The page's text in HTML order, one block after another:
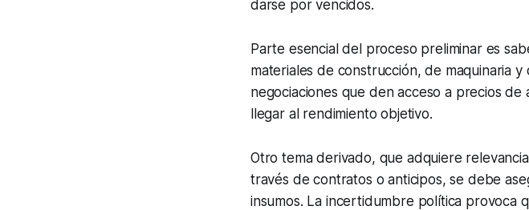
darse por vencidos.
Parte esencial del proceso preliminar es
materiales de construcción, de maquinaria
negociaciones que den acceso a precios
llegar al rendimiento objetivo.
Otro tema derivado, que adquiere
través de contratos o anticipos, se debe
insumos. La incertidumbre política provoca